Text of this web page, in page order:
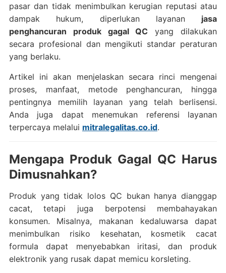
pasar dan tidak menimbulkan kerugian reputasi atau
dampak hukum, diperlukan layanan jasa
penghancuran produk gagal QC yang dilakukan
secara profesional dan mengikuti standar peraturan
yang berlaku.
Artikel ini akan menjelaskan secara rinci mengenai
proses, manfaat, metode penghancuran, hingga
pentingnya memilih layanan yang telah berlisensi.
Anda juga dapat menemukan referensi layanan
terpercaya melalui mitralegalitas.co.id.
Mengapa Produk Gagal QC Harus
Dimusnahkan?
Produk yang tidak lolos QC bukan hanya dianggap
cacat, tetapi juga berpotensi membahayakan
konsumen. Misalnya, makanan kedaluwarsa dapat
menimbulkan risiko kesehatan, kosmetik cacat
formula dapat menyebabkan iritasi, dan produk
elektronik yang rusak dapat memicu korsleting.